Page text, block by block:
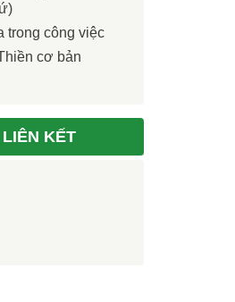
trong công việc
cơ bản
KẾT